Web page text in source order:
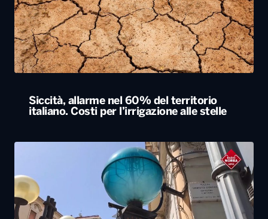
Siccità, allarme nel 60% del territorio
italiano. Costi per l’irrigazione alle stelle